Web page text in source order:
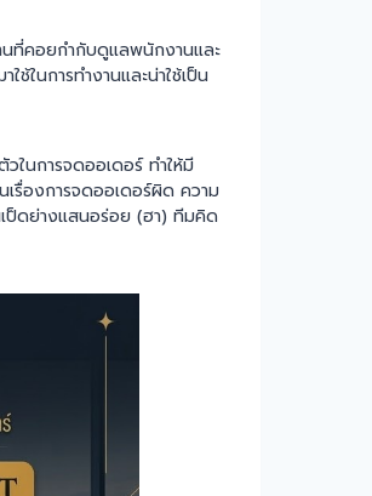
ที่คอยกำกับดูแลพนักงานและ
ช้ในการทำงานและน่าใช้เป็น
ในการจดออเดอร์ ทำให้มี
รื่องการจดออเดอร์ผิด ความ
ป็ดย่างแสนอร่อย (ฮา) ทีมคิด